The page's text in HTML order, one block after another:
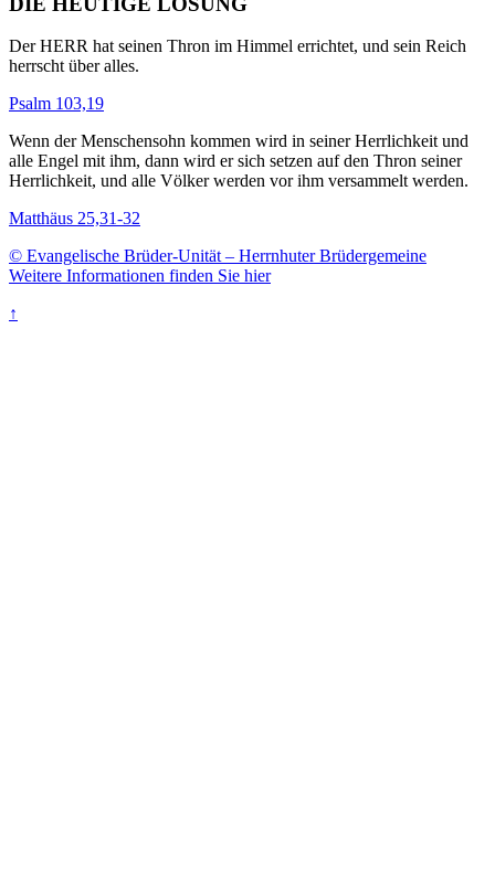
Der HERR hat seinen Thron im Himmel errichtet, und sein Reich
herrscht über alles.
Psalm 103,19
Wenn der Menschensohn kommen wird in seiner Herrlichkeit und
alle Engel mit ihm, dann wird er sich setzen auf den Thron seiner
Herrlichkeit, und alle Völker werden vor ihm versammelt werden.
Matthäus 25,31-32
© Evangelische Brüder-Unität – Herrnhuter Brüdergemeine
Weitere Informationen finden Sie hier
↑